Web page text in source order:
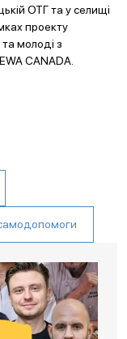
ОТГ та у селищі
проекту
молоді з
CANADA.